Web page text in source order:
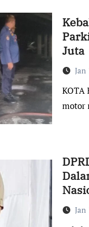
Juta
Jan
KOTA BOGOR – Kebakaran hebat terjadi di tempat parkir
motor
Jan